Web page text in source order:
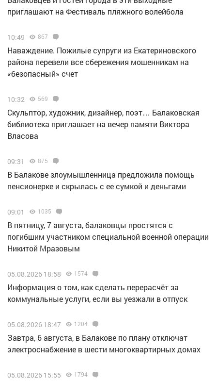
приглашают на Фестиваль пляжного волейбола
10:49 867
Наваждение. Пожилые супруги из Екатериновского
района перевели все сбережения мошенникам на
«безопасный» счет
10:32 569
Скульптор, художник, дизайнер, поэт… Балаковская
библиотека приглашает на вечер памяти Виктора
Власова
09:31 875
В Балакове злоумышленница предложила помощь
пенсионерке и скрылась с ее сумкой и деньгами
09:01 1035
В пятницу, 7 августа, балаковцы простятся с
погибшим участником специальной военной операции
Никитой Мразовым
05.08.2026 18:58 1574
Информация о том, как сделать перерасчёт за
коммунальные услуги, если вы уезжали в отпуск
05.08.2026 18:47 1204
Завтра, 6 августа, в Балакове по плану отключат
электроснабжение в шести многоквартирных домах
05.08.2026 15:55 1794